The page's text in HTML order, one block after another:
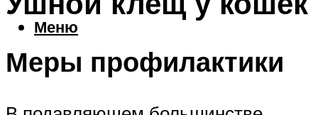
Меню
Меры профилактики